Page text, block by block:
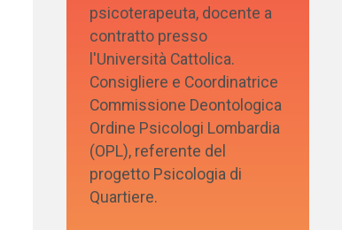
psicoterapeuta, docente a
contratto presso
l'Università Cattolica.
Consigliere e Coordinatrice
Commissione Deontologica
Ordine Psicologi Lombardia
(OPL), referente del
progetto Psicologia di
Quartiere.